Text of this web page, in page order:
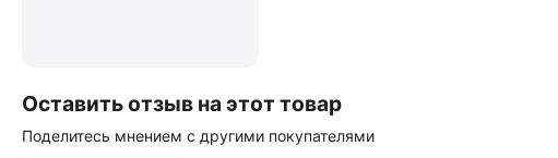
Оставить отзыв на этот товар
Поделитесь мнением с другими покупателями